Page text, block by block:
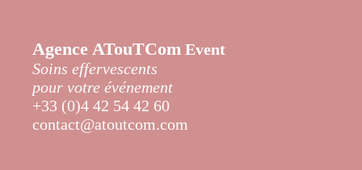
Agence ATouTCom Event
Soins effervescents
pour votre événement
+33 (0)4 42 54 42 60
contact@atoutcom.com